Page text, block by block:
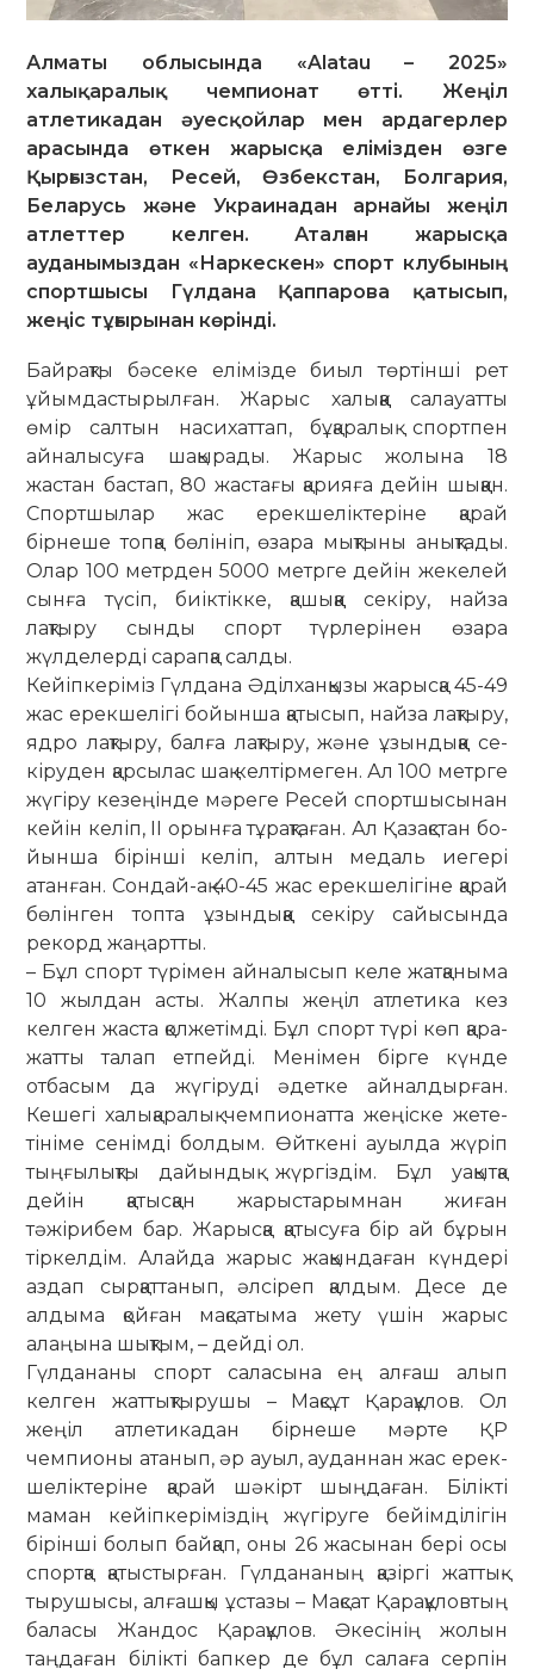
Алматы облысында «Alatau – 2025»
халықаралық чемпионат өтті. Жеңіл
атлетикадан әуесқойлар мен ардагерлер
арасында өткен жарысқа елімізден өзге
Қырғызстан, Ресей, Өзбекстан, Болгария,
Беларусь және Украинадан арнайы жеңіл
атлеттер келген. Аталған жарысқа
ауданымыздан «Наркескен» спорт клубының
спортшысы Гүлдана Қаппарова қатысып,
жеңіс тұғырынан көрінді.
Байрақты бәсеке елімізде биыл төртінші рет
ұйымдастырылған. Жарыс халыққа салауатты
өмір салтын насихаттап, бұқаралық спортпен
айна­лысуға шақырады. Жарыс жолына 18
жастан бастап, 80 жастағы қарияға дейін шыққан.
Спортшылар жас ерек­шеліктеріне қарай
бірнеше топқа бө­лініп, өзара мықтыны анықтады.
Олар 100 метрден 5000 метрге дейін жекелей
сынға түсіп, биіктікке, қашыққа секіру, найза
лақтыру сынды спорт түрлерінен өзара
жүлделерді сарапқа салды.
Кейіпкеріміз Гүлдана Әділханқызы жарысқа 45-49
жас ерекшелігі бойынша қатысып, найза лақтыру,
ядро лақтыру, балға лақтыру, және ұзындыққа се­
кіру­ден қарсылас шақ келтірмеген. Ал 100 метрге
жүгіру кезеңінде мәреге Ре­сей спортшысынан
кейін келіп, ІІ орынға тұрақтаған. Ал Қазақстан бо­
йын­­­ша бірінші келіп, алтын медаль иеге­рі
атанған. Сондай-ақ 40-45 жас ерек­­шелігіне қарай
бөлінген топта ұзын­­дыққа секіру сайысында
рекорд жаңартты.
– Бұл спорт түрімен айналысып ке­ле жатқаныма
10 жылдан асты. Жал­­пы жеңіл атлетика кез
келген жас­­та қолжетімді. Бұл спорт түрі көп қа­­ра­­
жатты талап етпейді. Менімен бір­ге күнде
отбасым да жүгіруді әдет­ке айналдырған.
Кешегі халықаралық чем­пионатта жеңіске жете­
тініме се­нім­ді болдым. Өйткені ауыл­да жү­ріп
тың­ғылықты дайындық жүргіз­дім. Бұл уақытқа
дейін қатысқан жарыста­рымнан жиған
тәжірибем бар. Жарысқа қатысуға бір ай бұрын
тіркелдім. Алай­да жарыс жақындаған күндері
аз­дап сыр­қаттанып, әлсіреп қалдым. Десе де
алдыма қойған мақсатыма жету үшін жарыс
алаңына шықтым, – дейді ол.
Гүлдананы спорт саласына ең алғаш алып
келген жаттықтырушы – Мақсұт Қарақұлов. Ол
жеңіл атлети­кадан бірнеше мәрте ҚР
чемпионы атанып, әр ауыл, ауданнан жас ерек­
шеліктеріне қарай шәкірт шыңдаған. Білікті
маман кейіпкеріміздің жүгіруге бейімділігін
бірінші болып байқап, оны 26 жасынан бері осы
спортқа қатыстырған. Гүлдананың қазіргі жат­тық­
тырушысы, алғашқы ұстазы – Мақ­сат Қарақұловтың
баласы Жандос Қара­құлов. Әкесінің жолын
таңдаған білікті бапкер де бұл салаға серпін